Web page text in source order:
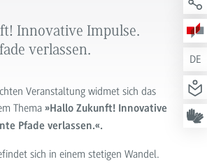
DE
Innovative Impulse.
verlassen.
Veranstaltung widmet sich das
Thema »Hallo Zukunft! Innovative
Pfade verlassen.«.
sich in einem stetigen Wandel.